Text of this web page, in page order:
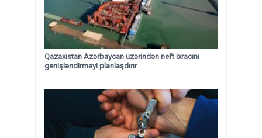
Qazaxıstan Azərbaycan üzərindən neft ixracını
genişləndirməyi planlaşdırır